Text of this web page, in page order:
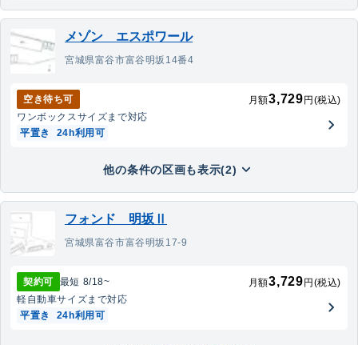
メゾン エスポワール
宮城県富谷市富谷明坂14番4
空き待ち可 月額3,729 円(税込)
ワンボックスサイズまで対応
平置き
24h利用可
他の条件の区画も表示(2)
フォンド 明坂Ⅱ
宮城県富谷市富谷明坂17-9
契約可 最短 8/18~ 月額3,729 円(税込)
軽自動車サイズまで対応
平置き
24h利用可